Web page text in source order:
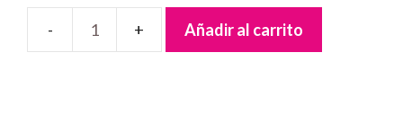
Letrero
Añadir al carrito